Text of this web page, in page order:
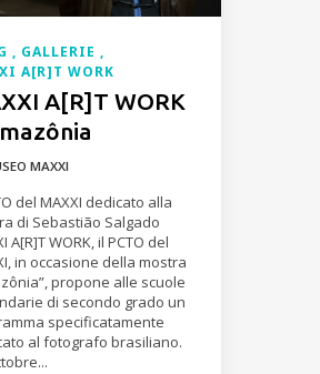
GALLERIE
A[R]T WORK
A[R]T WORK
MAXXI
del MAXXI dedicato alla
di Sebastião Salgado
A[R]T WORK, il PCTO del
in occasione della mostra
propone alle scuole
di secondo grado un
specificatamente
al fotografo brasiliano.